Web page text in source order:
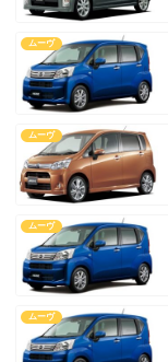
ムーヴ
ムーヴ
ムーヴ
ムーヴ